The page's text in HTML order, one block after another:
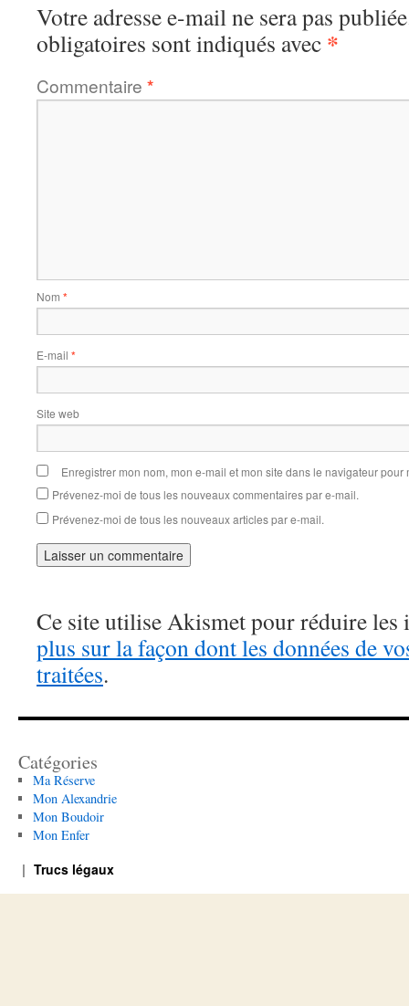
Votre adresse e-mail ne sera pas
obligatoires sont indiqués avec *
Commentaire *
Nom *
E-mail *
Site web
Enregistrer mon nom, mon e-mail et mon site dans le navigateur
Prévenez-moi de tous les nouveaux commentaires par e-mail.
Prévenez-moi de tous les nouveaux articles par e-mail.
Ce site utilise Akismet pour réduire les
plus sur la façon dont les données de
traitées.
Catégories
Ma Réserve
Mon Alexandrie
Mon Boudoir
Mon Enfer
Trucs légaux